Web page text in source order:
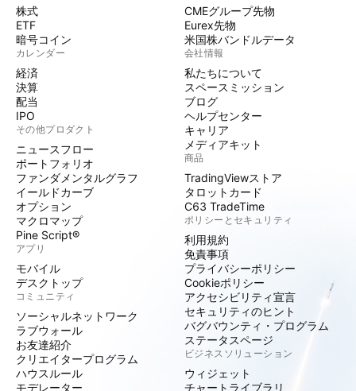
株式
ETF
暗号コイン
カレンダー
経済
決算
配当
IPO
その他プロダクト
ニュースフロー
ポートフォリオ
ファンダメンタルグラフ
イールドカーブ
オプション
マクロマップ
Pine Script®
アプリ
モバイル
デスクトップ
コミュニティ
ソーシャルネットワーク
ラブウォール
お友達紹介
クリエイタープログラム
ハウスルール
モデレーター
CMEグループ先物
Eurex先物
米国株バンドルデータ
会社情報
私たちについて
スペースミッション
ブログ
ヘルプセンター
キャリア
メディアキット
商品
TradingViewストア
タロットカード
C63 TradeTime
ポリシーとセキュリティ
利用規約
免責事項
プライバシーポリシー
Cookieポリシー
アクセシビリティ宣言
セキュリティのヒント
バグバウンティ・プログラム
ステータスページ
ビジネスソリューション
ウィジェット
チャートライブラリ